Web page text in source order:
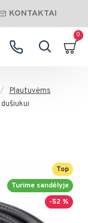
KONTAKTAI
0
Plautuvėms
Top
Turime sandėlyje
-52 %